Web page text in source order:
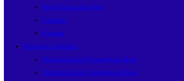
Profil Guru dan Staf
Fasilitas
Kontak
Program Keahlian
Nautika Kapal Penangkap Ikan
Teknika Kapal Penangkap Ikan